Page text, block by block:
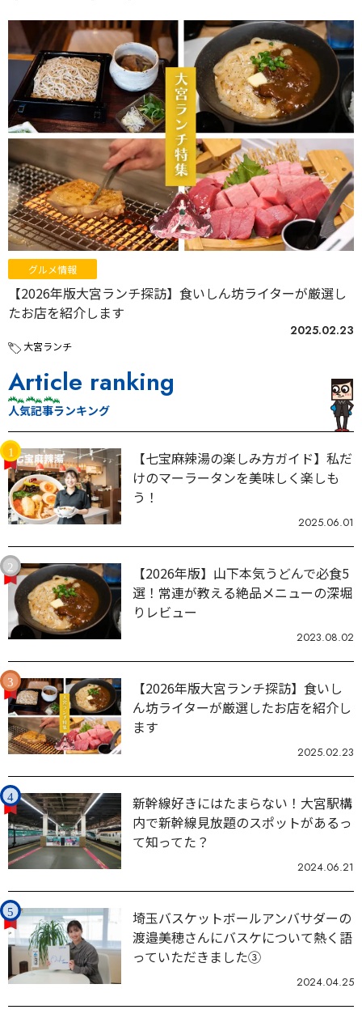
グルメ情報
【2026年版大宮ランチ探訪】食いしん坊ライターが厳選し
たお店を紹介します
2025.02.23
大宮ランチ
Article ranking
人気記事ランキング
【七宝麻辣湯の楽しみ方ガイド】私だ
けのマーラータンを美味しく楽しも
う！
2025.06.01
【2026年版】山下本気うどんで必食5
選！常連が教える絶品メニューの深堀
りレビュー
2023.08.02
【2026年版大宮ランチ探訪】食いし
ん坊ライターが厳選したお店を紹介し
ます
2025.02.23
新幹線好きにはたまらない！大宮駅構
内で新幹線見放題のスポットがあるっ
て知ってた？
2024.06.21
埼玉バスケットボールアンバサダーの
渡邉美穂さんにバスケについて熱く語
っていただきました③
2024.04.25